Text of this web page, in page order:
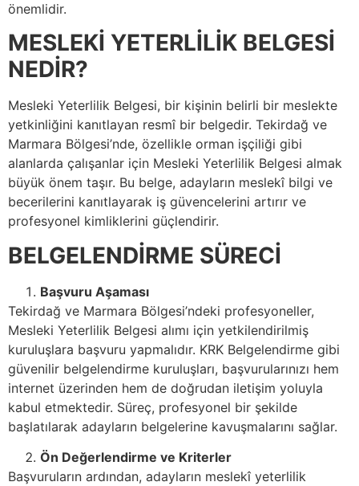
önemlidir.
MESLEKİ YETERLİLİK BELGESİ
NEDİR?
Mesleki Yeterlilik Belgesi, bir kişinin belirli bir meslekte
yetkinliğini kanıtlayan resmî bir belgedir. Tekirdağ ve
Marmara Bölgesi’nde, özellikle orman işçiliği gibi
alanlarda çalışanlar için Mesleki Yeterlilik Belgesi almak
büyük önem taşır. Bu belge, adayların meslekî bilgi ve
becerilerini kanıtlayarak iş güvencelerini artırır ve
profesyonel kimliklerini güçlendirir.
BELGELENDİRME SÜRECİ
Başvuru Aşaması
Tekirdağ ve Marmara Bölgesi’ndeki profesyoneller,
Mesleki Yeterlilik Belgesi alımı için yetkilendirilmiş
kuruluşlara başvuru yapmalıdır. KRK Belgelendirme gibi
güvenilir belgelendirme kuruluşları, başvurularınızı hem
internet üzerinden hem de doğrudan iletişim yoluyla
kabul etmektedir. Süreç, profesyonel bir şekilde
başlatılarak adayların belgelerine kavuşmalarını sağlar.
Ön Değerlendirme ve Kriterler
Başvuruların ardından, adayların meslekî yeterlilik